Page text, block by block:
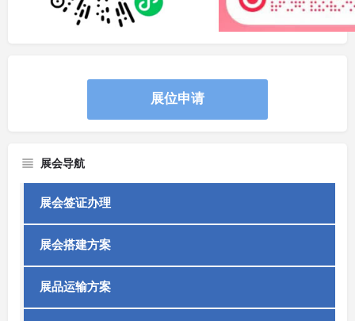
展位申请
展会导航
展会签证办理
展会搭建方案
展品运输方案